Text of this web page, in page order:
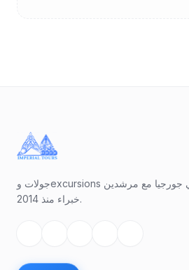
جولات وexcursions خاصة في جورجيا مع مرشدين
خبراء منذ 2014.